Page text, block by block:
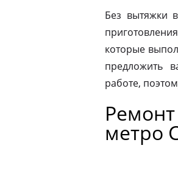
Без вытяжки
которые
предложить
работе,
метро